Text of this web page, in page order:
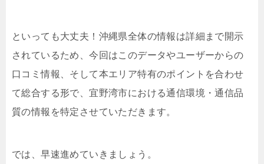
といっても大丈夫！沖縄県全体の情報は詳細まで開示
されているため、今回はこのデータやユーザーからの
口コミ情報、そして本エリア特有のポイントを合わせ
て総合する形で、宜野湾市における通信環境・通信品
質の情報を特定させていただきます。
では、早速進めていきましょう。